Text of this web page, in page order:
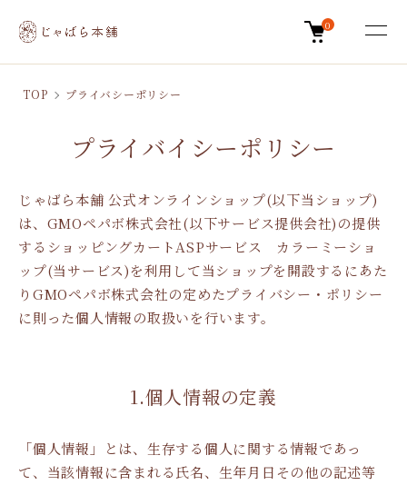
0
TOP プライバシーポリシー
プライバイシーポリシー
じゃばら本舗 公式オンラインショップ(以下当ショップ)
は、 GMOペパボ株式会社(以下サービス提供会社)の提供
するショッピングカートASPサービス カラーミーショ
ップ(当サービス)を利用して当ショップを開設するにあた
りGMOペパボ株式会社の定めたプライバシー・ポリシー
に則った個人情報の取扱いを行います。
1.個人情報の定義
「個人情報」とは、生存する個人に関する情報であっ
て、当該情報に含まれる氏名、生年月日その他の記述等